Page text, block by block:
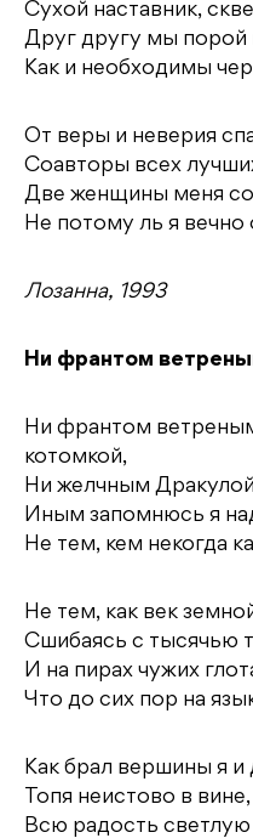
Сухой наставник,
Друг другу мы
Как и необходимы
От веры и неверия
Соавторы всех
Две женщины меня
Не потому ль я вечно
Лозанна, 1993
Ни франтом
Ни франтом
котомкой,
Ни желчным
Иным запомнюсь я
Не тем, кем некогда
Не тем, как век
Сшибаясь с тысячью
И на пирах чужих
Что до сих пор на
Как брал вершины я и
Топя неистово в
Всю радость светлую